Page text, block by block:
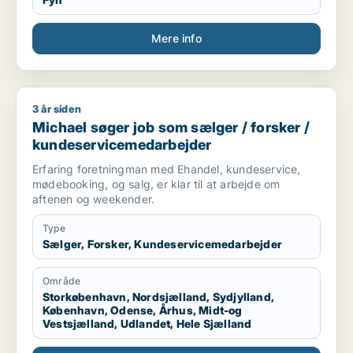
ungeområdet, ligeledes på
socialrådgiveruddannelsen.
Mere info
Michael søger job som sælger / forsker /
3 år siden
Michael søger job som sælger / forsker /
kundeservicemedarbejder
Erfaring foretningman med Ehandel, kundeservice,
mødebooking, og salg, er klar til at arbejde om
aftenen og weekender.
Type
Sælger, Forsker, Kundeservicemedarbejder
Område
Storkøbenhavn, Nordsjælland, Sydjylland,
København, Odense, Århus, Midt-og
Vestsjælland, Udlandet, Hele Sjælland